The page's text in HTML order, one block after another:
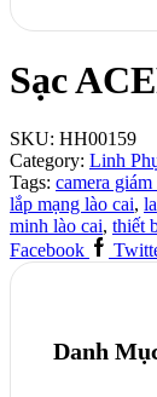
Sạc
SKU: HH00159
Category: Linh
Tags: camera giám
lắp mạng lào cai,
minh lào cai, thiết
Facebook
Danh